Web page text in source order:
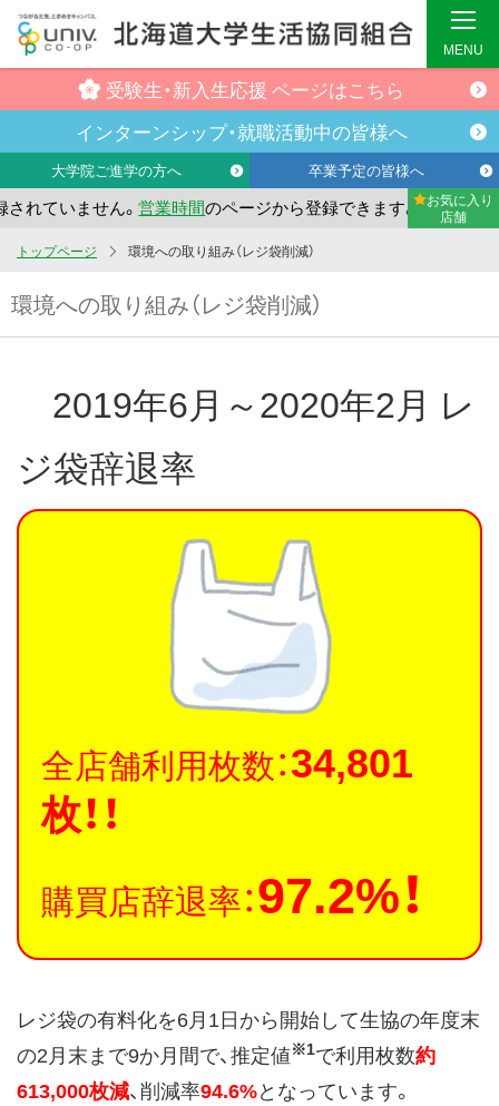
ン
コ
受験生・新入生応援 ページはこちら
インターンシップ・就職活動中の皆様へ
大学院ご進学の方へ 卒業予定の皆様へ
ていません。営業時間のページから登録できます。 まだお
お気に入り
店舗
MENU
トップページ 環境への取り組み（レジ袋削減）
環境への取り組み（レジ袋削減）
2019年6月～2020年2月 レ
ジ袋辞退率
全店舗利用枚数：34,801
枚！！
購買店辞退率：97.2%！
レジ袋の有料化を6月1日から開始して生協の年度末
の2月末まで9か月間で、推定値※1で利用枚数約
613,000枚減、削減率94.6%となっています。